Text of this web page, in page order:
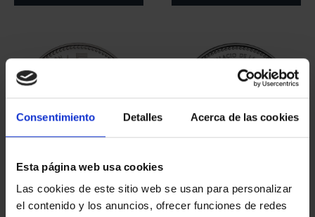
Consentimiento Detalles Acerca de las cookies
Esta página web usa cookies
Las cookies de este sitio web se usan para personalizar
el contenido y los anuncios, ofrecer funciones de redes
CAPITALES ESPAÑOLAS
- BARCELONA
73,00 €
- CEUTA
73,00 €